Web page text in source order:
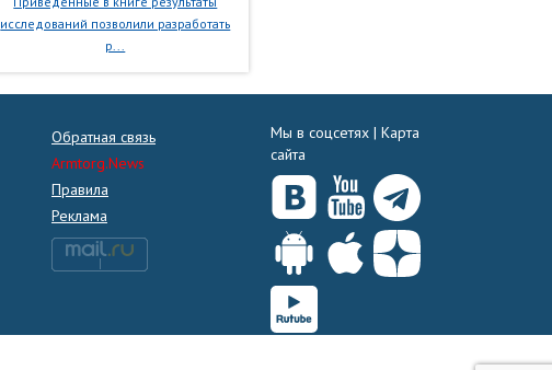
исследований позволили разработать
р...
Обратная связь
Armtorg.News
Правила
Реклама
Мы в соцсетях | Карта
сайта